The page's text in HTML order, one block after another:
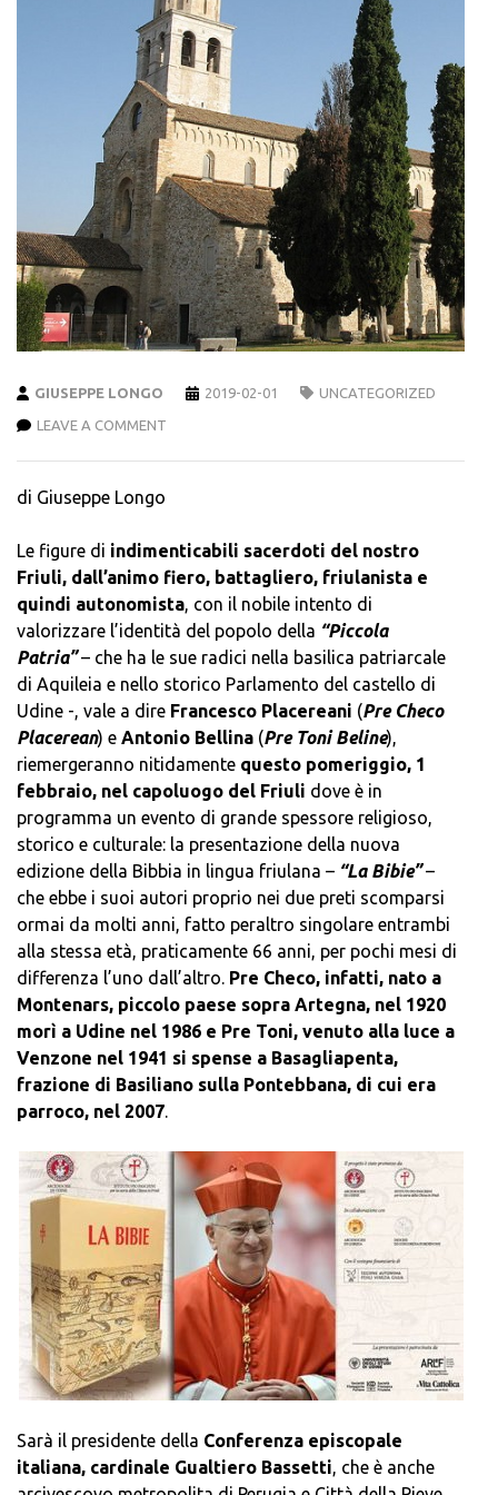
GIUSEPPE LONGO 2019-02-01 UNCATEGORIZED
LEAVE A COMMENT
di Giuseppe Longo
Le figure di indimenticabili sacerdoti del nostro
Friuli, dall’animo fiero, battagliero, friulanista e
quindi autonomista, con il nobile intento di
valorizzare l’identità del popolo della “Piccola
Patria”– che ha le sue radici nella basilica patriarcale
di Aquileia e nello storico Parlamento del castello di
Udine -, vale a dire Francesco Placereani (Pre Checo
Placerean) e Antonio Bellina (Pre Toni Beline),
riemergeranno nitidamente questo pomeriggio, 1
febbraio, nel capoluogo del Friuli dove è in
programma un evento di grande spessore religioso,
storico e culturale: la presentazione della nuova
edizione della Bibbia in lingua friulana – “La Bibie”–
che ebbe i suoi autori proprio nei due preti scomparsi
ormai da molti anni, fatto peraltro singolare entrambi
alla stessa età, praticamente 66 anni, per pochi mesi di
differenza l’uno dall’altro. Pre Checo, infatti, nato a
Montenars, piccolo paese sopra Artegna, nel 1920
morì a Udine nel 1986 e Pre Toni, venuto alla luce a
Venzone nel 1941 si spense a Basagliapenta,
frazione di Basiliano sulla Pontebbana, di cui era
parroco, nel 2007.
Sarà il presidente della Conferenza episcopale
italiana, cardinale Gualtiero Bassetti, che è anche